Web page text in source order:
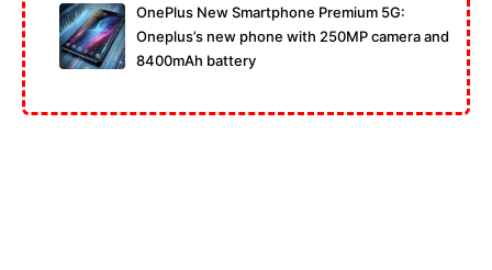
OnePlus New Smartphone Premium 5G:
Oneplus’s new phone with 250MP camera and
8400mAh battery